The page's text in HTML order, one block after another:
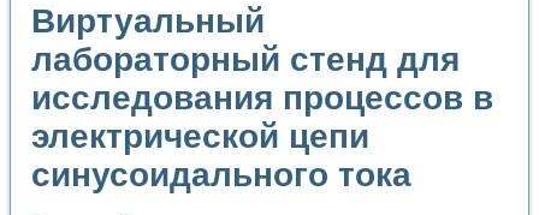
Применение NI VISION для геометрического анализа в
Система температурной стабилизации
Управление движением с помощью программно -
Определение параметров всплывающих газовых
Система управления асинхронным тиристорным
Лазерный профилометр
Применение средств NATIONAL INSTRUMENTS для
Разработка автоматизированного стенда для
Виртуальный
лабораторный стенд для
исследования процессов в
электрической цепи
синусоидального тока